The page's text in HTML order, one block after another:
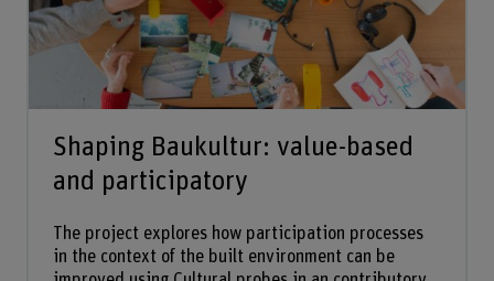
Shaping Baukultur: value-based
and participatory
The project explores how participation processes
in the context of the built environment can be